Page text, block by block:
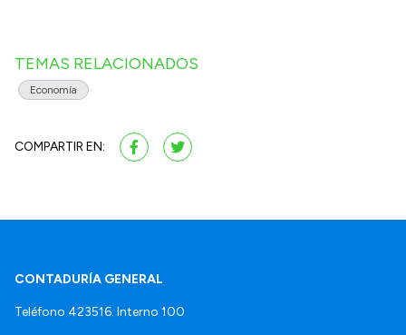
TEMAS RELACIONADOS
Economía
COMPARTIR EN:
CONTADURÍA GENERAL
Teléfono 423516. Interno 100